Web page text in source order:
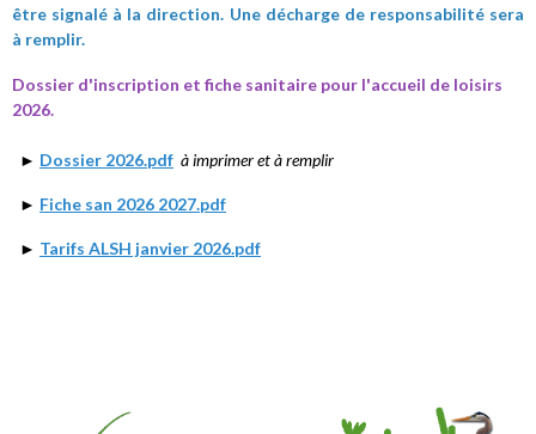
être signalé à la direction. Une décharge de responsabilité sera
à remplir.
Dossier d'inscription et fiche sanitaire pour l'accueil de loisirs
2026.
► Dossier 2026.pdf à imprimer et à remplir
► Fiche san 2026 2027.pdf
► Tarifs ALSH janvier 2026.pdf